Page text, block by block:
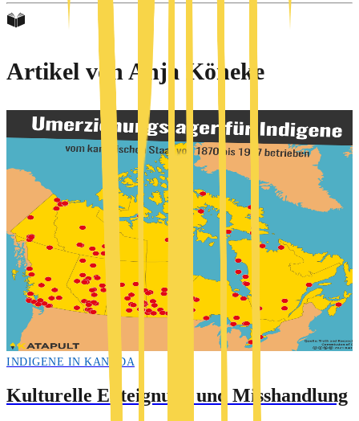
Artikel von Anja Köneke
INDIGENE IN KANADA
Kulturelle Enteignung und Misshandlung